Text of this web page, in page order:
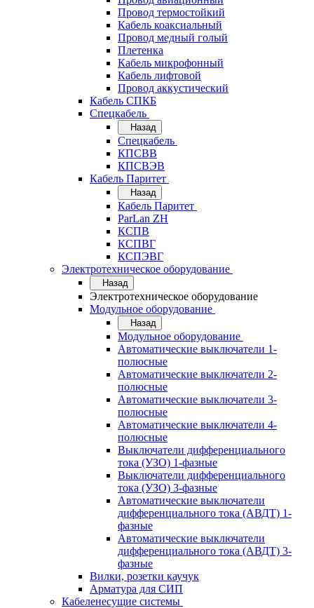
Провод термостойкий
Кабель коаксиальный
Провод медный голый
Плетенка
Кабель микрофонный
Кабель лифтовой
Провод аккустический
Кабель СПКБ
Спецкабель
Назад
Спецкабель
КПСВВ
КПСВЭВ
Кабель Паритет
Назад
Кабель Паритет
ParLan ZH
КСПВ
КСПВГ
КСПЭВГ
Электротехническое оборудование
Назад
Электротехническое оборудование
Модульное оборудование
Назад
Модульное оборудование
Автоматические выключатели 1-
полюсные
Автоматические выключатели 2-
полюсные
Автоматические выключатели 3-
полюсные
Автоматические выключатели 4-
полюсные
Выключатели дифференциального
тока (УЗО) 1-фазные
Выключатели дифференциального
тока (УЗО) 3-фазные
Автоматические выключатели
дифференциального тока (АВДТ) 1-
фазные
Автоматические выключатели
дифференциального тока (АВДТ) 3-
фазные
Вилки, розетки каучук
Арматура для СИП
Кабеленесущие системы